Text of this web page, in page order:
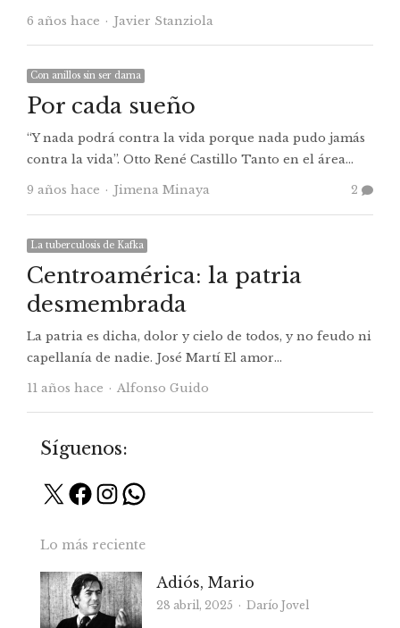
6 años hace
Autor
Javier Stanziola
Con anillos sin ser dama
Por cada sueño
“Y nada podrá contra la vida porque nada pudo jamás
contra la vida”. Otto René Castillo Tanto en el área…
9 años hace
Autor
Jimena Minaya 2
La tuberculosis de Kafka
Centroamérica: la patria
desmembrada
La patria es dicha, dolor y cielo de todos, y no feudo ni
capellanía de nadie. José Martí El amor…
11 años hace
Autor
Alfonso Guido
Síguenos:
X Facebook
Instagram
WhatsApp
Lo más reciente
Adiós, Mario
28 abril, 2025 Autor
Darío Jovel